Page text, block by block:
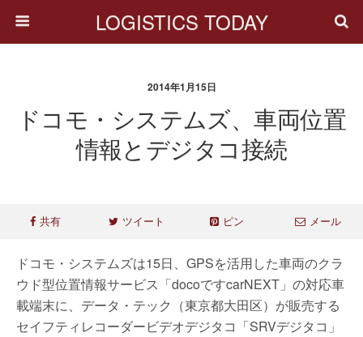
LOGISTICS TODAY
2014年1月15日
ドコモ・システムズ、車両位置
情報とデジタコ接続
共有 ツイート ピン メール
ドコモ・システムズは15日、GPSを活用した車両のクラ
ウド型位置情報サービス「docoですcarNEXT」の対応車
載端末に、データ・テック（東京都大田区）が販売する
セイフティレコーダービデオデジタコ「SRVデジタコ」